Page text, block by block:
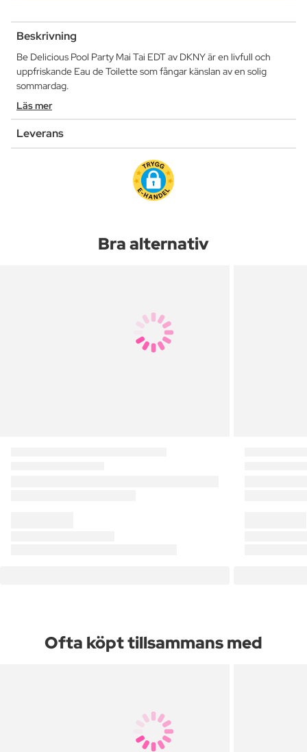
Beskrivning
Be Delicious Pool Party Mai Tai EDT av DKNY är en livfull och
uppfriskande Eau de Toilette som fångar känslan av en solig
sommardag.
Läs mer
Leverans
Bra alternativ
Ofta köpt tillsammans med